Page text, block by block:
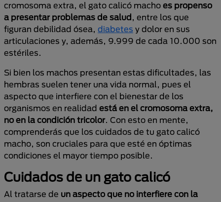
cromosoma extra, el gato calicó macho es propenso
a presentar problemas de salud, entre los que
figuran debilidad ósea, diabetes y dolor en sus
articulaciones y, además, 9.999 de cada 10.000 son
estériles.
Si bien los machos presentan estas dificultades, las
hembras suelen tener una vida normal, pues el
aspecto que interfiere con el bienestar de los
organismos en realidad está en el cromosoma extra,
no en la condición tricolor. Con esto en mente,
comprenderás que los cuidados de tu gato calicó
macho, son cruciales para que esté en óptimas
condiciones el mayor tiempo posible.
Cuidados de un gato calicó
Al tratarse de un aspecto que no interfiere con la